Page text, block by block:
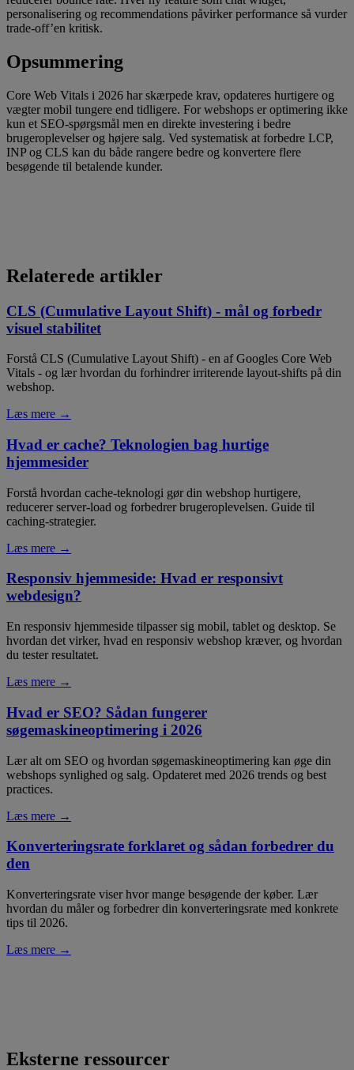
personalisering og recommendations påvirker performance så vurder
trade-off’en kritisk.
Opsummering
Core Web Vitals i 2026 har skærpede krav, opdateres hurtigere og
vægter mobil tungere end tidligere. For webshops er optimering ikke
kun et SEO-spørgsmål men en direkte investering i bedre
brugeroplevelser og højere salg. Ved systematisk at forbedre LCP,
INP og CLS kan du både rangere bedre og konvertere flere
besøgende til betalende kunder.
Relaterede artikler
CLS (Cumulative Layout Shift) - mål og forbedr
visuel stabilitet
Forstå CLS (Cumulative Layout Shift) - en af Googles Core Web
Vitals - og lær hvordan du forhindrer irriterende layout-shifts på din
webshop.
Læs mere →
Hvad er cache? Teknologien bag hurtige
hjemmesider
Forstå hvordan cache-teknologi gør din webshop hurtigere,
reducerer server-load og forbedrer brugeroplevelsen. Guide til
caching-strategier.
Læs mere →
Responsiv hjemmeside: Hvad er responsivt
webdesign?
En responsiv hjemmeside tilpasser sig mobil, tablet og desktop. Se
hvordan det virker, hvad en responsiv webshop kræver, og hvordan
du tester resultatet.
Læs mere →
Hvad er SEO? Sådan fungerer
søgemaskineoptimering i 2026
Lær alt om SEO og hvordan søgemaskineoptimering kan øge din
webshops synlighed og salg. Opdateret med 2026 trends og best
practices.
Læs mere →
Konverteringsrate forklaret og sådan forbedrer du
den
Konverteringsrate viser hvor mange besøgende der køber. Lær
hvordan du måler og forbedrer din konverteringsrate med konkrete
tips til 2026.
Læs mere →
Eksterne ressourcer